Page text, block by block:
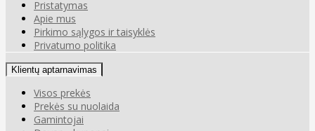
Pristatymas
Apie mus
Pirkimo sąlygos ir taisyklės
Privatumo politika
Klientų aptarnavimas
Visos prekės
Prekės su nuolaida
Gamintojai